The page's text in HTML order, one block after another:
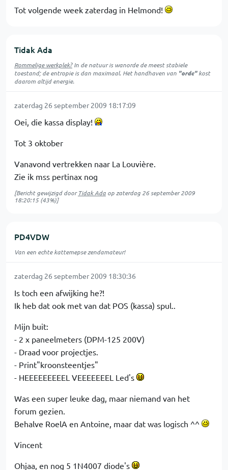
Tot volgende week zaterdag in Helmond!
Tidak Ada
Rommelige werkplek?In de natuur iswanordede meest stabiele
toestand; de entropie is dan maximaal. Het handhaven van "orde"kost
daarom altijd energie.
zaterdag 26 september 2009 18:17:09
Oei, die kassa display!
Tot 3 oktober
Vanavond vertrekken naar La Louvière.
Zie ik mss pertinax nog
[Bericht gewijzigd doorTidak Ada opzaterdag 26 september 2009
18:20:15(43%)]
PD4VDW
Van een echte kattemepse zendamateur!
zaterdag 26 september 2009 18:30:36
Is toch een afwijking he?!
Ik heb dat ook met van dat POS (kassa) spul..
Mijn buit:
- 2 x paneelmeters (DPM-125 200V)
- Draad voor projectjes.
- Print"kroonsteentjes"
- HEEEEEEEEEL VEEEEEEEL Led's
Was een super leuke dag, maar niemand van het
forum gezien.
Behalve RoelA en Antoine, maar dat was logisch ^^
Vincent
Ohjaa, en nog 5 1N4007 diode's